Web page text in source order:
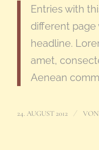
Entries with
different page
headline.
amet,
Aenean
24. AUGUST 2012 / VON